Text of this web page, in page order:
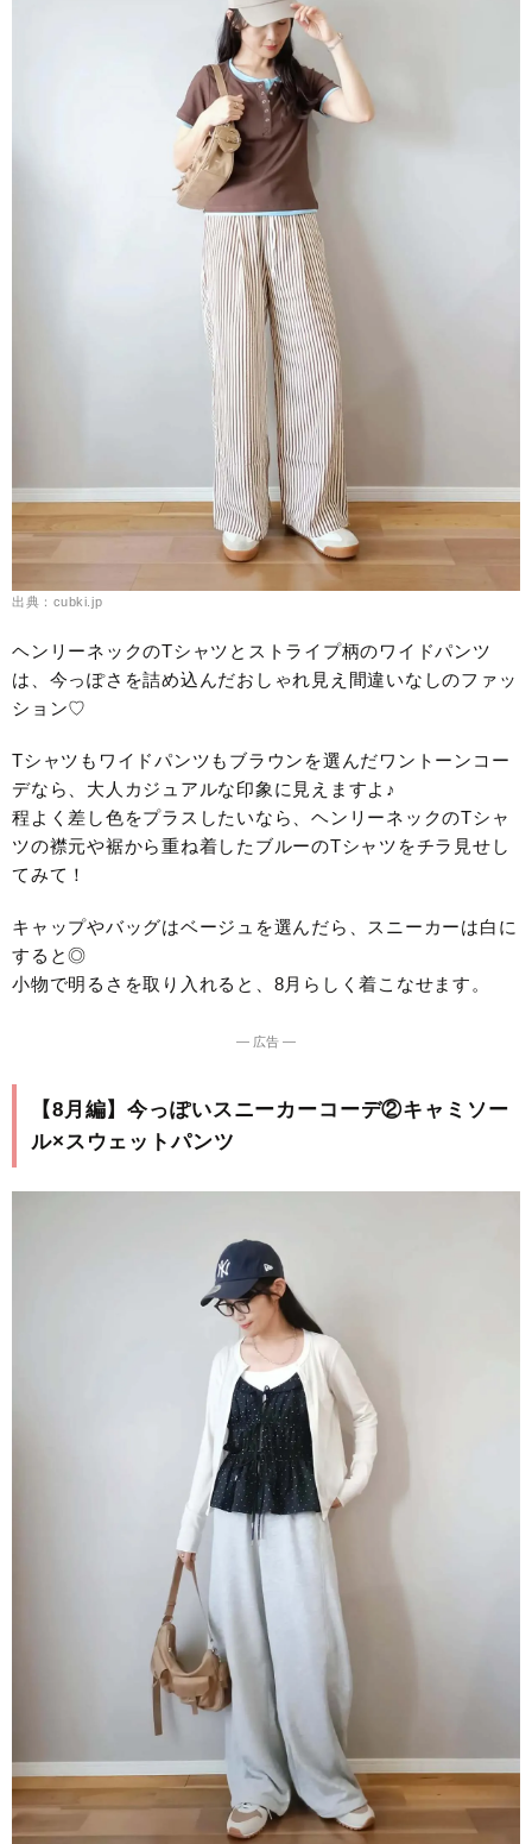
出典：cubki.jp
ヘンリーネックのTシャツとストライプ柄のワイドパンツ
は、今っぽさを詰め込んだおしゃれ見え間違いなしのファッ
ション♡
Tシャツもワイドパンツもブラウンを選んだワントーンコー
デなら、大人カジュアルな印象に見えますよ♪
程よく差し色をプラスしたいなら、ヘンリーネックのTシャ
ツの襟元や裾から重ね着したブルーのTシャツをチラ見せし
てみて！
キャップやバッグはベージュを選んだら、スニーカーは白に
すると◎
小物で明るさを取り入れると、8月らしく着こなせます。
― 広告 ―
【8月編】今っぽいスニーカーコーデ②キャミソー
ル×スウェットパンツ